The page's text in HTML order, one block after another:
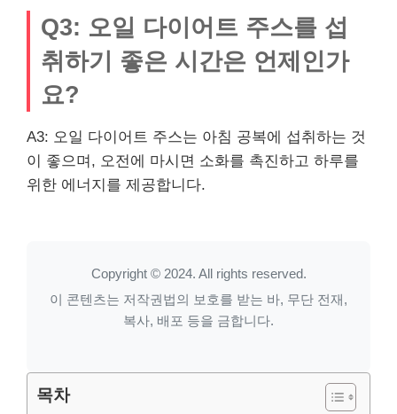
Q3: 오일 다이어트 주스를 섭
취하기 좋은 시간은 언제인가
요?
A3: 오일 다이어트 주스는 아침 공복에 섭취하는 것
이 좋으며, 오전에 마시면 소화를 촉진하고 하루를
위한 에너지를 제공합니다.
Copyright © 2024. All rights reserved.
이 콘텐츠는 저작권법의 보호를 받는 바, 무단 전재,
복사, 배포 등을 금합니다.
목차